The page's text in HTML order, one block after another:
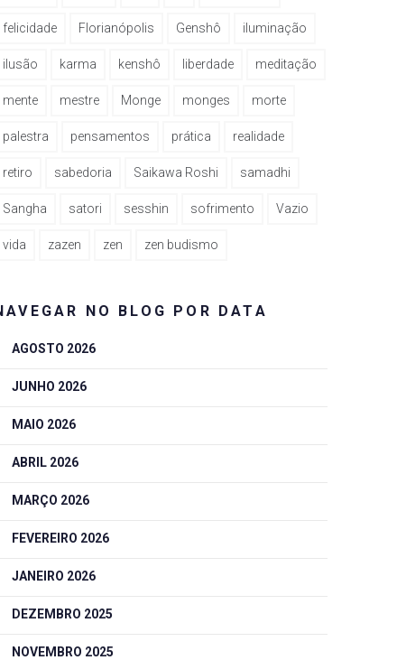
felicidade Florianópolis Genshô iluminação
ilusão karma kenshô liberdade meditação
mente mestre Monge monges morte
palestra pensamentos prática realidade
retiro sabedoria Saikawa Roshi samadhi
Sangha satori sesshin sofrimento Vazio
vida zazen zen zen budismo
NO BLOG POR DATA
AGOSTO 2026
JUNHO 2026
MAIO 2026
ABRIL 2026
MARÇO 2026
FEVEREIRO 2026
JANEIRO 2026
DEZEMBRO 2025
NOVEMBRO 2025